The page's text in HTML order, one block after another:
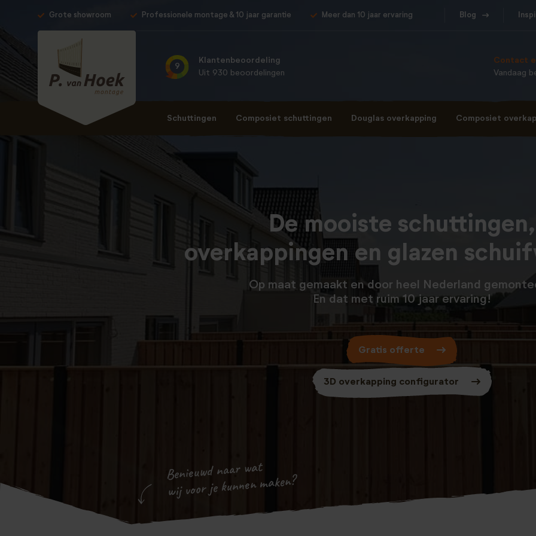
Grote showroom Professionele montage & 10 jaar garantie Meer dan 10 jaar ervaring Blog
9
Klantenbeoordeling
Uit 930 beoordelingen
Contact
Vandaag
Schuttingen Composiet schuttingen Douglas overkapping Composiet
De mooiste schuttingen,
overkappingen en glazen
Op maat gemaakt en door heel Nederland
En dat met ruim 10 jaar ervaring!
Gratis offerte
3D overkapping configurator
Benieuwd naar wat
wij voor je kunnen maken?